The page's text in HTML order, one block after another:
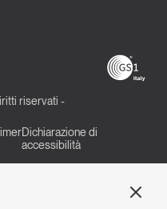
riservati -
Dichiarazione di
accessibilità